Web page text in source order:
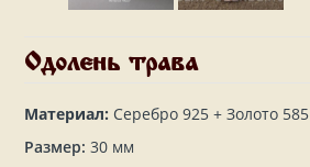
Одолень трава
Материал: Серебро 925 + Золото 585
Размер: 30 мм